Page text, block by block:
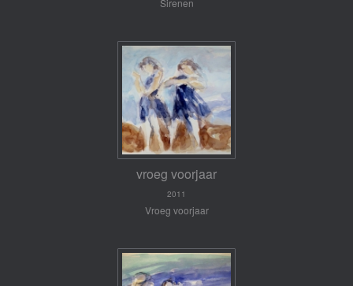
Sirenen
vroeg voorjaar
2011
Vroeg voorjaar